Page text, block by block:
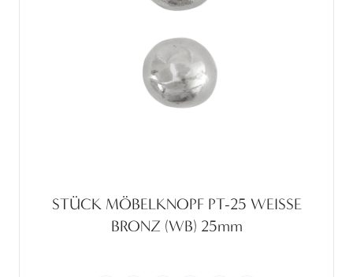
STÜCK MÖBELKNOPF PT-25 WEISSE
BRONZ (WB) 25mm